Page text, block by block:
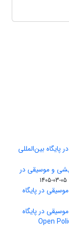
بین‌المللی
و موسیقی در
1405-03-05
در پایگاه
در پایگاه